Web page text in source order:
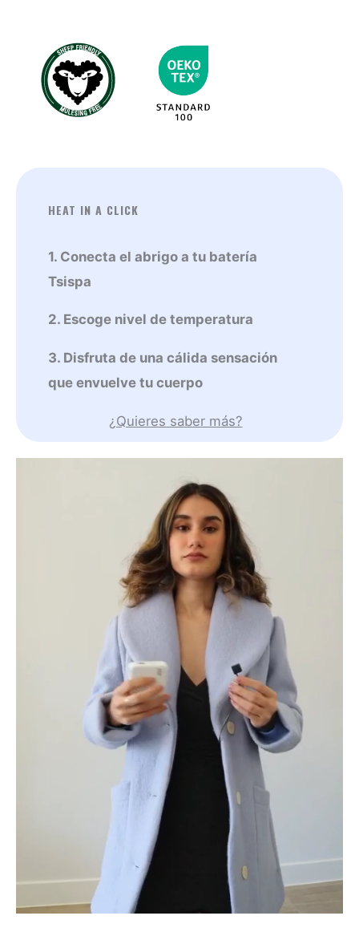
HEAT IN A CLICK
1. Conecta el abrigo a tu batería
Tsispa
2. Escoge nivel de temperatura
3. Disfruta de una cálida sensación
que envuelve tu cuerpo
¿Quieres saber más?